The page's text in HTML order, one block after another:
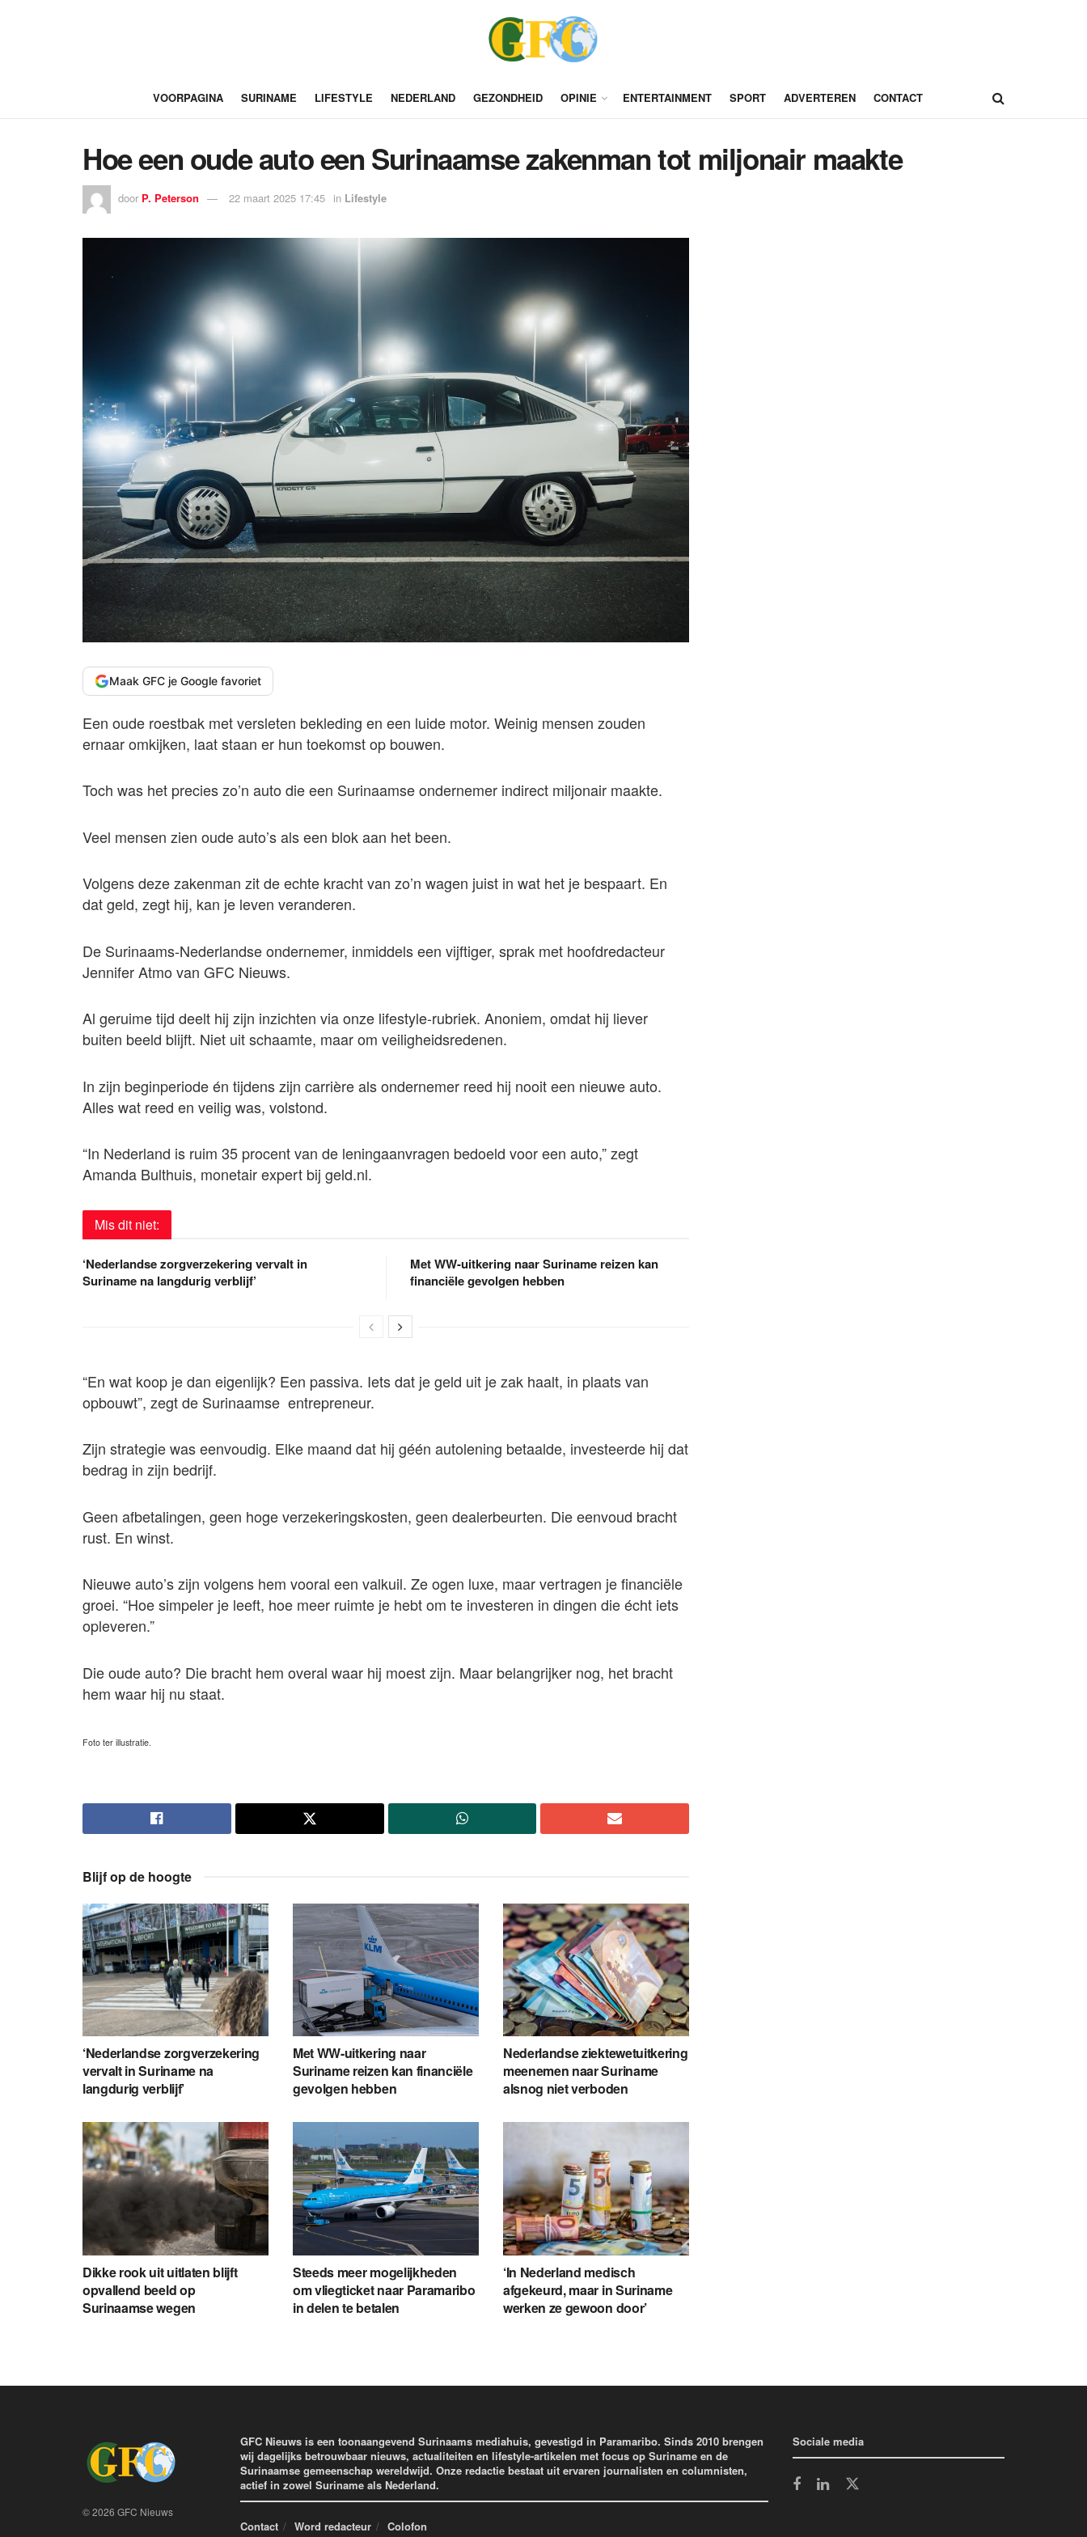
VOORPAGINA SURINAME LIFESTYLE NEDERLAND GEZONDHEID OPINIE ENTERTAINMENT SPORT ADVERTEREN CONTACT
Hoe een oude auto een Surinaamse zakenman tot miljonair maakte
door P. Peterson 22 maart 2025 17:45 in Lifestyle
Maak GFC je Google favoriet
Een oude roestbak met versleten bekleding en een luide motor. Weinig mensen zouden
ernaar omkijken, laat staan er hun toekomst op bouwen.
Toch was het precies zo’n auto die een Surinaamse ondernemer indirect miljonair maakte.
Veel mensen zien oude auto’s als een blok aan het been.
Volgens deze zakenman zit de echte kracht van zo’n wagen juist in wat het je bespaart. En
dat geld, zegt hij, kan je leven veranderen.
De Surinaams-Nederlandse ondernemer, inmiddels een vijftiger, sprak met hoofdredacteur
Jennifer Atmo van GFC Nieuws.
Al geruime tijd deelt hij zijn inzichten via onze lifestyle-rubriek. Anoniem, omdat hij liever
buiten beeld blijft. Niet uit schaamte, maar om veiligheidsredenen.
In zijn beginperiode én tijdens zijn carrière als ondernemer reed hij nooit een nieuwe auto.
Alles wat reed en veilig was, volstond.
“In Nederland is ruim 35 procent van de leningaanvragen bedoeld voor een auto,” zegt
Amanda Bulthuis, monetair expert bij geld.nl.
Mis dit niet:
‘Nederlandse zorgverzekering vervalt in
Suriname na langdurig verblijf’
Met WW-uitkering naar Suriname reizen kan
financiële gevolgen hebben
“En wat koop je dan eigenlijk? Een passiva. Iets dat je geld uit je zak haalt, in plaats van
opbouwt”, zegt de Surinaamse entrepreneur.
Zijn strategie was eenvoudig. Elke maand dat hij géén autolening betaalde, investeerde hij dat
bedrag in zijn bedrijf.
Geen afbetalingen, geen hoge verzekeringskosten, geen dealerbeurten. Die eenvoud bracht
rust. En winst.
Nieuwe auto’s zijn volgens hem vooral een valkuil. Ze ogen luxe, maar vertragen je financiële
groei. “Hoe simpeler je leeft, hoe meer ruimte je hebt om te investeren in dingen die écht iets
opleveren.”
Die oude auto? Die bracht hem overal waar hij moest zijn. Maar belangrijker nog, het bracht
hem waar hij nu staat.
Foto ter illustratie.
Blijf op de hoogte
‘Nederlandse zorgverzekering
vervalt in Suriname na
langdurig verblijf’
Met WW-uitkering naar
Suriname reizen kan financiële
gevolgen hebben
Nederlandse ziektewetuitkering
meenemen naar Suriname
alsnog niet verboden
Dikke rook uit uitlaten blijft
opvallend beeld op
Surinaamse wegen
Steeds meer mogelijkheden
om vliegticket naar Paramaribo
in delen te betalen
‘In Nederland medisch
afgekeurd, maar in Suriname
werken ze gewoon door’
© 2026 GFC Nieuws
GFC Nieuws is een toonaangevend Surinaams mediahuis, gevestigd in Paramaribo. Sinds 2010 brengen
wij dagelijks betrouwbaar nieuws, actualiteiten en lifestyle-artikelen met focus op Suriname en de
Surinaamse gemeenschap wereldwijd. Onze redactie bestaat uit ervaren journalisten en columnisten,
actief in zowel Suriname als Nederland.
Contact Word redacteur Colofon
Sociale media